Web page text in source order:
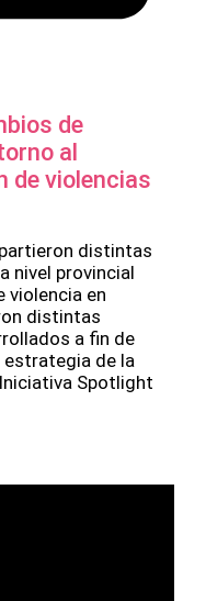
de
al
de violencias
distintas
nivel provincial
violencia en
distintas
a fin de
de la
Spotlight